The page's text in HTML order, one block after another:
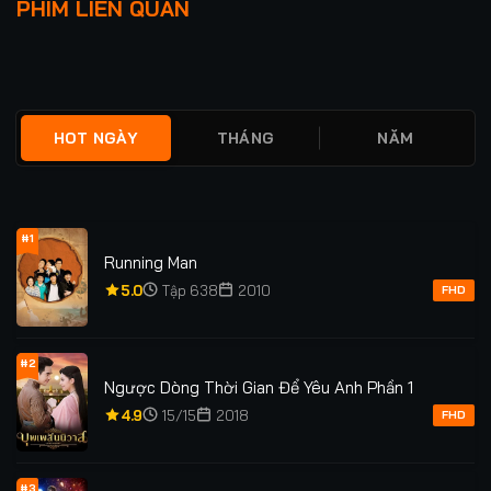
PHIM LIÊN QUAN
XUI
HOT NGÀY THÁNG NĂM
#1
Running Man
5.0 Tập 638 2010 FHD
#2
Ngược Dòng Thời Gian Để Yêu Anh Phần 1
4.9 15/15 2018 FHD